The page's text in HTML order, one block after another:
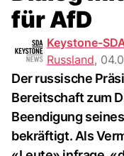
für AfD
Keystone-
Russland,
Der russische
Bereitschaft zum
Beendigung
bekräftigt. Als